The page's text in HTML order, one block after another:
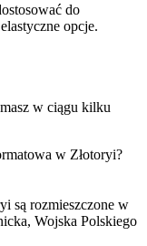
do
opcje.
w ciągu kilku
w Złotoryi?
są rozmieszczone w
Wojska Polskiego